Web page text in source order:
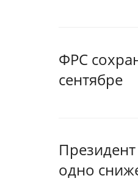
ФРС
сентябре
одно